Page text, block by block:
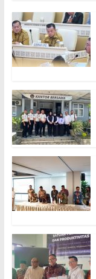
e
b
o
o
k
itt
er